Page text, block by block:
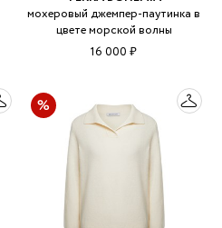
мохеровый джемпер-паутинка в
цвете морской волны
16 000 ₽